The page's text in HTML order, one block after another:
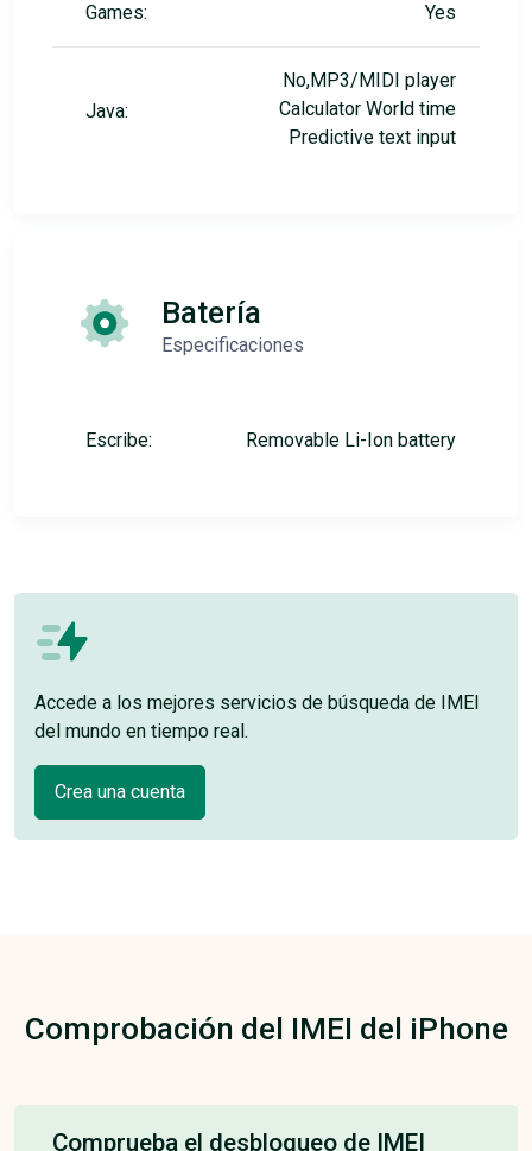
Games: Yes
Java:
No,MP3/MIDI player
Calculator World time
Predictive text input
Batería
Especificaciones
Escribe: Removable Li-Ion battery
Accede a los mejores servicios de búsqueda de IMEI
del mundo en tiempo real.
Crea una cuenta
Comprobación del IMEI del iPhone
Comprueba el desbloqueo de IMEI